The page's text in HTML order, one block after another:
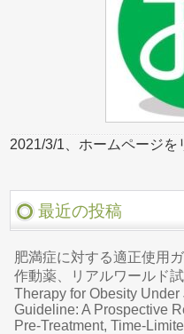
2021/3/1、ホームページを
最近の投稿
肥満症に対する適正使用
作動薬、リアルワールド
Therapy for Obesity Under
Guideline: A Prospective
Pre-Treatment, Time-